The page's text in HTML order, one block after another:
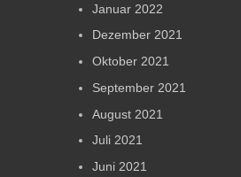
Januar 2022
Dezember 2021
Oktober 2021
September 2021
August 2021
Juli 2021
Juni 2021